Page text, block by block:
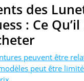
des
: Ce
peuvent être
peut être